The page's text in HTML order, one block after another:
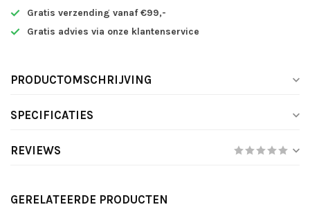
Gratis verzending vanaf €99,-
Gratis advies via onze klantenservice
PRODUCTOMSCHRIJVING
SPECIFICATIES
REVIEWS
GERELATEERDE PRODUCTEN